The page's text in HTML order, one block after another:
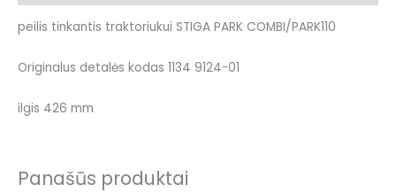
peilis tinkantis traktoriukui STIGA PARK COMBI/PARK110
Originalus detalės kodas 1134 9124-01
ilgis 426 mm
Panašūs produktai